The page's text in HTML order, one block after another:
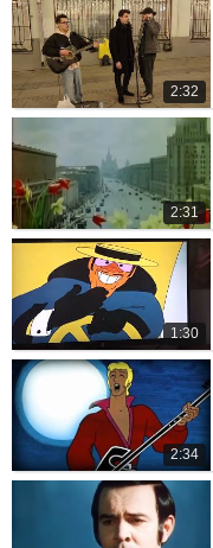
2:32
2:31
1:30
2:34